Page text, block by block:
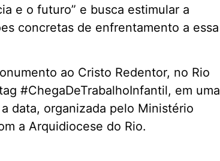
e o futuro” e busca estimular a
concretas de enfrentamento a essa
ao Cristo Redentor, no Rio
#ChegaDeTrabalhoInfantil, em uma
data, organizada pelo Ministério
a Arquidiocese do Rio.